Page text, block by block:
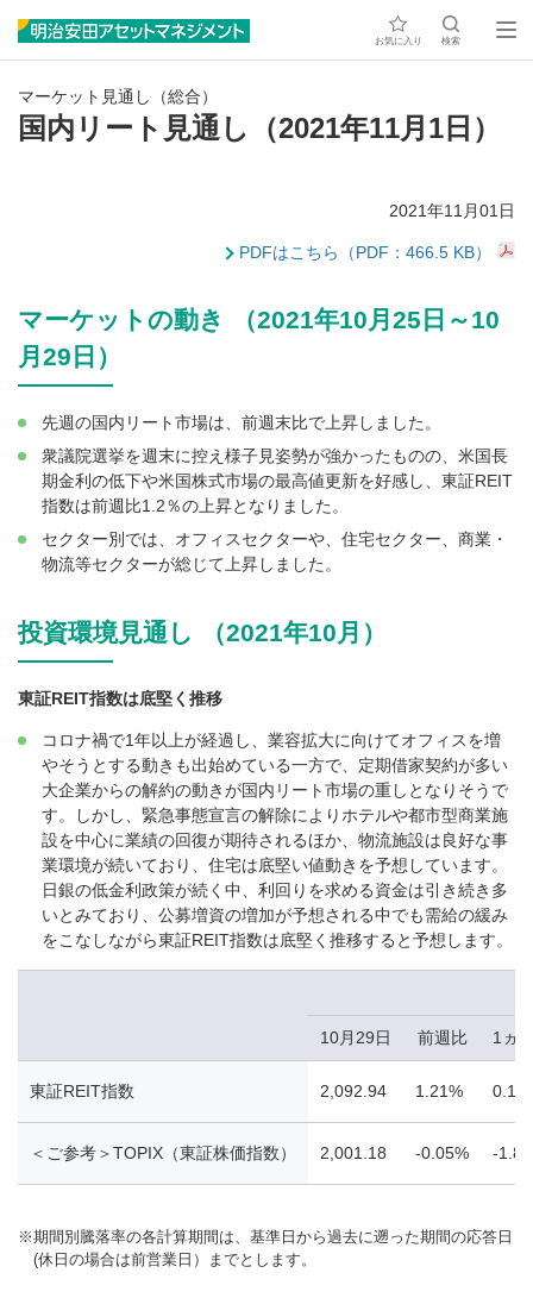
お気に入り 検索
マーケット見通し（総合）
国内リート見通し（2021年11月1日）
2021年11月01日
PDFはこちら（PDF：466.5 KB）
マーケットの動き （2021年10月25日～10
月29日）
先週の国内リート市場は、前週末比で上昇しました。
衆議院選挙を週末に控え様子見姿勢が強かったものの、米国長
期金利の低下や米国株式市場の最高値更新を好感し、東証REIT
指数は前週比1.2％の上昇となりました。
セクター別では、オフィスセクターや、住宅セクター、商業・
物流等セクターが総じて上昇しました。
投資環境見通し （2021年10月）
東証REIT指数は底堅く推移
コロナ禍で1年以上が経過し、業容拡大に向けてオフィスを増
やそうとする動きも出始めている一方で、定期借家契約が多い
大企業からの解約の動きが国内リート市場の重しとなりそうで
す。しかし、緊急事態宣言の解除によりホテルや都市型商業施
設を中心に業績の回復が期待されるほか、物流施設は良好な事
業環境が続いており、住宅は底堅い値動きを予想しています。
日銀の低金利政策が続く中、利回りを求める資金は引き続き多
いとみており、公募増資の増加が予想される中でも需給の緩み
をこなしながら東証REIT指数は底堅く推移すると予想します。
10月29日 前週比 1ヵ
東証REIT指数 2,092.94 1.21%
＜ご参考＞TOPIX（東証株価指数） 2,001.18 -0.05% -
※期間別騰落率の各計算期間は、基準日から過去に遡った期間の応答日
(休日の場合は前営業日）までとします。